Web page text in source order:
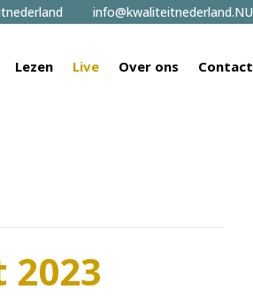
info@kwaliteitnederland.NU
Lezen Live Over ons Contact